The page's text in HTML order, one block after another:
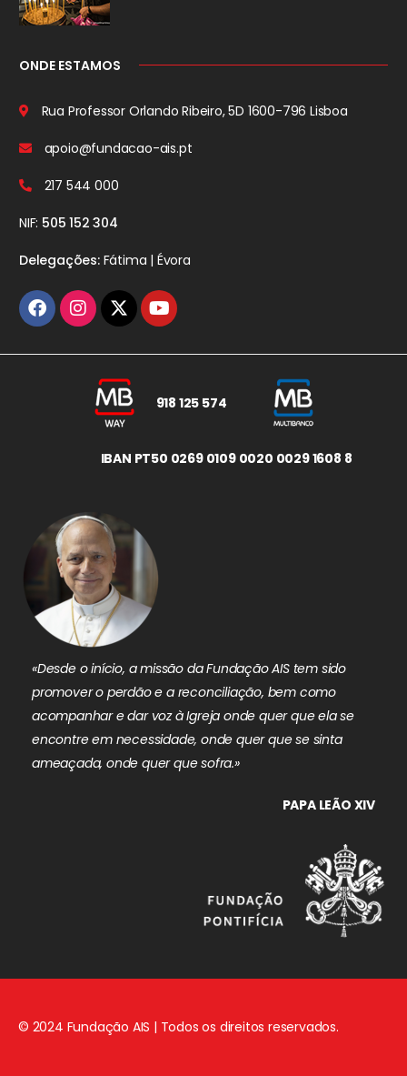
ONDE ESTAMOS
Rua Professor Orlando Ribeiro, 5D 1600-796 Lisboa
apoio@fundacao-ais.pt
217 544 000
NIF: 505 152 304
Delegações:Fátima | Évora
918 125 574
IBAN PT50 0269 0109 0020 0029 1608 8
«Desde o início, a missão da Fundação AIS tem sido
promover o perdão e a reconciliação, bem como
acompanhar e dar voz à Igreja onde quer que ela se
encontre em necessidade, onde quer que se sinta
ameaçada, onde quer que sofra.»
PAPA LEÃO XIV
© 2024 Fundação AIS | Todos os direitos reservados.